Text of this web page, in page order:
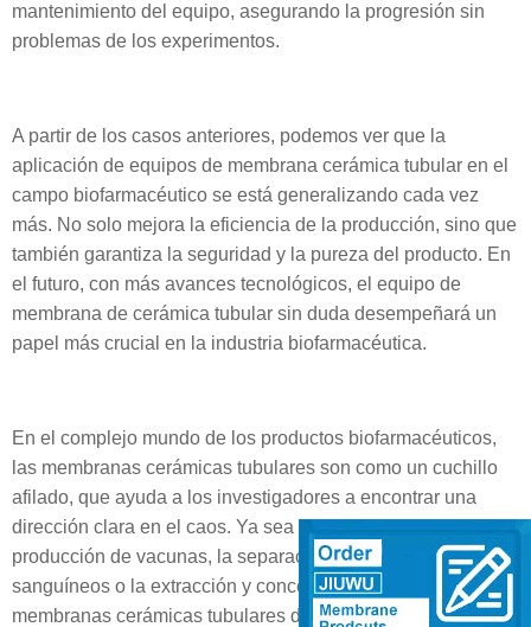
mantenimiento del equipo, asegurando la progresión sin
problemas de los experimentos.
A partir de los casos anteriores, podemos ver que la
aplicación de equipos de membrana cerámica tubular en el
campo biofarmacéutico se está generalizando cada vez
más. No solo mejora la eficiencia de la producción, sino que
también garantiza la seguridad y la pureza del producto. En
el futuro, con más avances tecnológicos, el equipo de
membrana de cerámica tubular sin duda desempeñará un
papel más crucial en la industria biofarmacéutica.
En el complejo mundo de los productos biofarmacéuticos,
las membranas cerámicas tubulares son como un cuchillo
afilado, que ayuda a los investigadores a encontrar una
dirección clara en el caos. Ya sea que se trate de la
producción de vacunas, la separación de productos
sanguíneos o la extracción y concentración de proteínas, las
membranas cerámicas tubulares demuestran ventajas